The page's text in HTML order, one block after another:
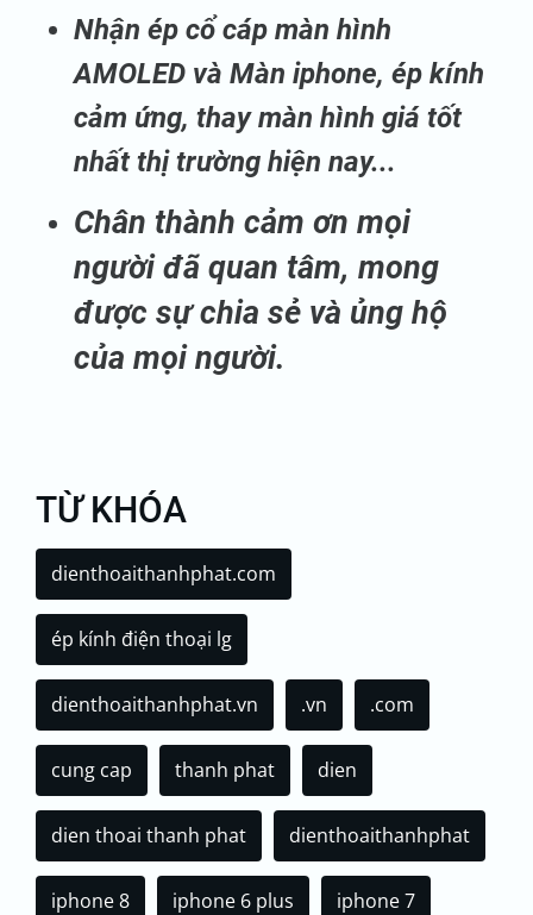
Nhận ép cổ cáp màn hình
AMOLED và Màn iphone, ép kính
cảm ứng, thay màn hình giá tốt
nhất thị trường hiện nay...
Chân thành cảm ơn mọi
người đã quan tâm, mong
được sự chia sẻ và ủng hộ
của mọi người.
TỪ KHÓA
dienthoaithanhphat.com
ép kính điện thoại lg
dienthoaithanhphat.vn .vn .com
cung cap thanh phat dien
dien thoai thanh phat dienthoaithanhphat
iphone 8 iphone 6 plus iphone 7